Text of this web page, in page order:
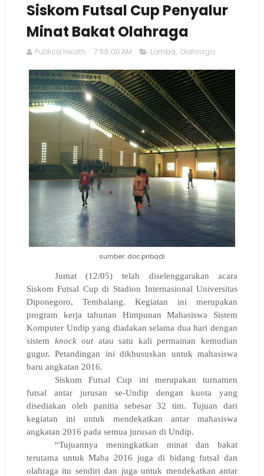
Siskom Futsal Cup Penyalur
Minat Bakat Olahraga
Publica Health 7:50:00 AM Lomba, Olahraga
sumber: doc.pribadi
Jumat (12/05) telah diselenggarakan acara
Siskom Futsal Cup di Stadion Internasional Universitas
Diponegoro, Tembalang. Kegiatan ini merupakan
program kerja tahunan Himpunan Mahasiswa Sistem
Komputer Undip yang diadakan selama dua hari dengan
sistem knock outatau satu kali permainan kemudian
gugur. Petandingan ini dikhususkan untuk mahasiswa
baru angkatan 2016.
Siskom Futsal Cup ini merupakan turnamen
futsal antar jurusan se-Undip dengan kuota yang
disediakan oleh panitia sebesar 32 tim. Tujuan dari
kegiatan ini untuk mendekatkan antar mahasiswa
angkatan 2016 pada semua jurusan di Undip.
“Tujuannya meningkatkan minat dan bakat
terutama untuk Maba 2016 juga di bidang futsal dan
olahraga itu sendiri dan juga untuk mendekatkan antar